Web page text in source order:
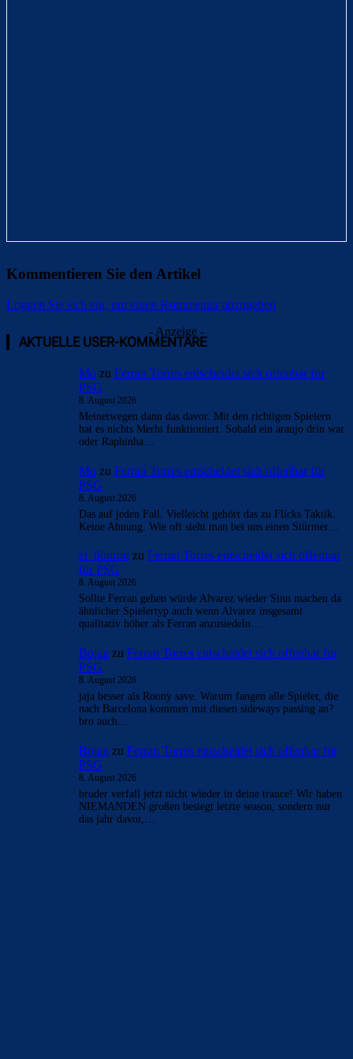
Kommentieren Sie den Artikel
Loggen Sie sich ein, um einen Kommentar abzugeben
- Anzeige -
AKTUELLE USER-KOMMENTARE
Mo zu Ferran Torres entscheidet sich offenbar für
PSG
8. August 2026
Meinetwegen dann das davor. Mit den richtigen Spielern
hat es nichts Merhi funktioniert. Sobald ein araujo drin war
oder Raphinha…
Mo zu Ferran Torres entscheidet sich offenbar für
PSG
8. August 2026
Das auf jeden Fall. Vielleicht gehört das zu Flicks Taktik.
Keine Ahnung. Wie oft sieht man bei uns einen Stürmer…
el_tiburon zu Ferran Torres entscheidet sich offenbar
für PSG
8. August 2026
Sollte Ferran gehen würde Alvarez wieder Sinn machen da
ähnlicher Spielertyp auch wenn Alvarez insgesamt
qualitativ höher als Ferran anzusiedeln…
Bojan zu Ferran Torres entscheidet sich offenbar für
PSG
8. August 2026
jaja besser als Roony save. Warum fangen alle Spieler, die
nach Barcelona kommen mit diesen sideways passing an?
bro auch…
Bojan zu Ferran Torres entscheidet sich offenbar für
PSG
8. August 2026
bruder verfall jetzt nicht wieder in deine trance! Wir haben
NIEMANDEN großen besiegt letzte season, sondern nur
das jahr davor,…